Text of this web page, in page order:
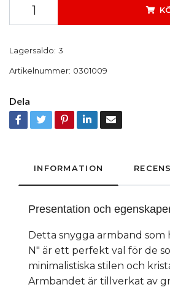
Lagersaldo: 3
Artikelnummer: 0301009
Dela
INFORMATION
Presentation och
Detta snygga armband
N" är ett perfekt val för de
minimalistiska stilen och
Armbandet är tillverkat av